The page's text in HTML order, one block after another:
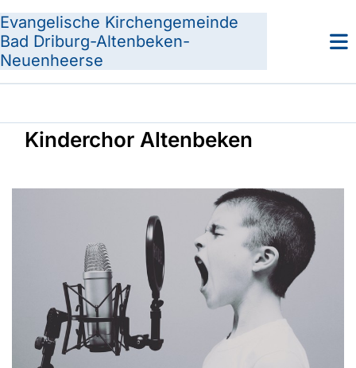
Evangelische Kirchengemeinde
Bad Driburg-Altenbeken-
Neuenheerse
Kinderchor Altenbeken